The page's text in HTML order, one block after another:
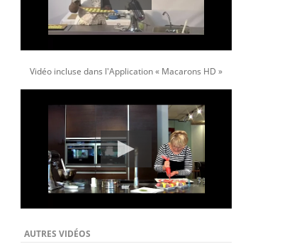
Vidéo incluse dans l'Application « Macarons HD »
AUTRES VIDÉOS